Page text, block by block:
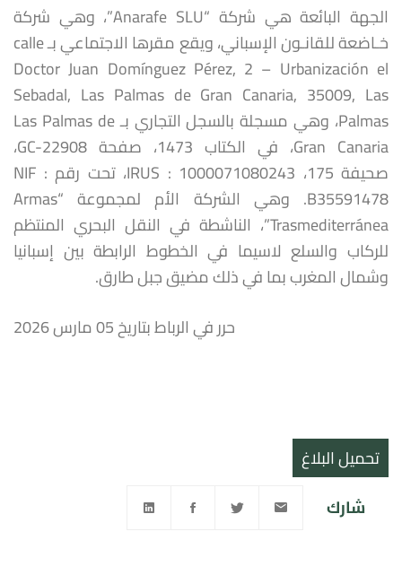
الجهة البائعة هي شركة “Anarafe SLU”، وهي شركة
خـاضعة للقانـون الإسباني، ويقع مقرها الاجتماعي بـ calle
Doctor Juan Domínguez Pérez, 2 – Urbanización el
Sebadal, Las Palmas de Gran Canaria, 35009, Las
Palmas، وهي مسجلة بالسجل التجاري بـ Las Palmas de
Gran Canaria، في الكتاب 1473، صفحة GC-22908،
صحيفة 175، IRUS : 1000071080243، تحت رقم NIF :
B35591478. وهي الشركة الأم لمجموعة “Armas
Trasmediterránea”، الناشطة في النقل البحري المنتظم
للركاب والسلع لاسيما في الخطوط الرابطة بين إسبانيا
وشمال المغرب بما في ذلك مضيق جبل طارق.
حرر في الرباط بتاريخ 05 مارس 2026
تحميل البلاغ
شارك